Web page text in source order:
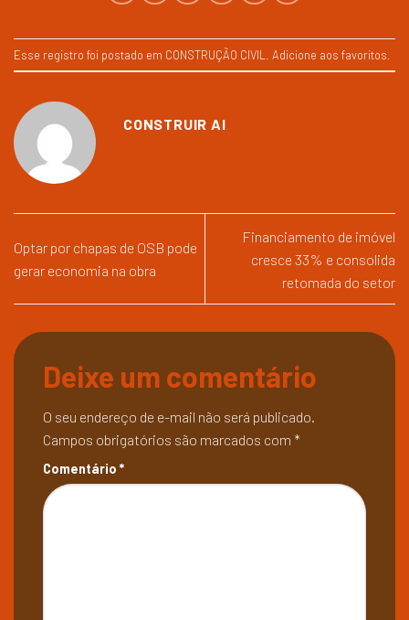
Esse registro foi postado em CONSTRUÇÃO CIVIL Adicione aos favoritos
CONSTRUIR AI
Optar por chapas de OSB pode
gerar economia na obra
Financiamento de imóvel
cresce 33% e consolida
retomada do setor
Deixe um comentário
O seu endereço de e-mail não será publicado.
Campos obrigatórios são marcados com *
Comentário *